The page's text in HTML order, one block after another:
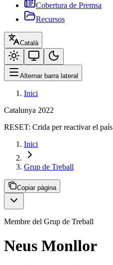
Cobertura de Premsa
Recursos
Català
Alternar barra lateral
Inici
Catalunya 2022
RESET: Crida per reactivar el país
Inici
Grup de Treball
Copiar pàgina
Membre del Grup de Treball
Neus Monllor